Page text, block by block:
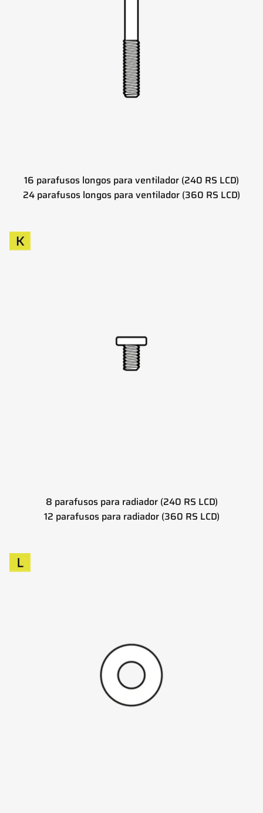
16 parafusos longos para ventilador (240 RS LCD)
24 parafusos longos para ventilador (360 RS LCD)
8 parafusos para radiador (240 RS LCD)
12 parafusos para radiador (360 RS LCD)